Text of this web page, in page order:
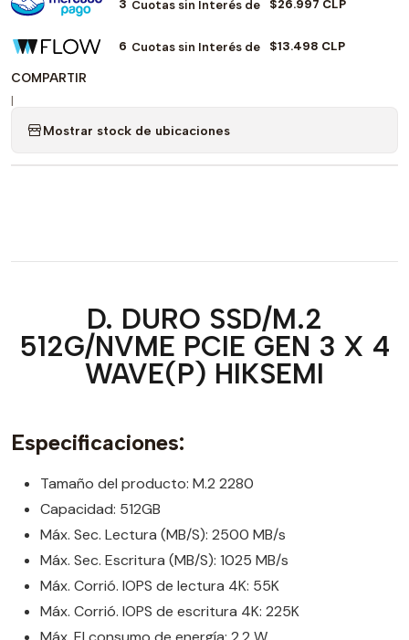
3 Cuotas sin Interés de $26.997 CLP
6 Cuotas sin Interés de $13.498 CLP
COMPARTIR
|
Mostrar stock de ubicaciones
D. DURO SSD/M.2
512G/NVME PCIE GEN 3 X 4
WAVE(P) HIKSEMI
Especificaciones:
Tamaño del producto: M.2 2280
Capacidad: 512GB
Máx. Sec. Lectura (MB/S): 2500 MB/s
Máx. Sec. Escritura (MB/S): 1025 MB/s
Máx. Corrió. IOPS de lectura 4K: 55K
Máx. Corrió. IOPS de escritura 4K: 225K